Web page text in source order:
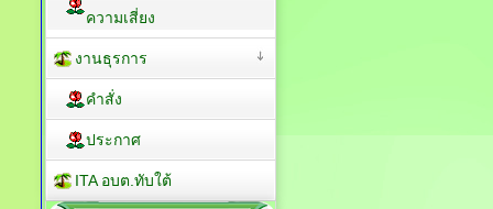
ความเสี่ยง
งานธุรการ
คำสั่ง
ประกาศ
ITA อบต.ทับใต้